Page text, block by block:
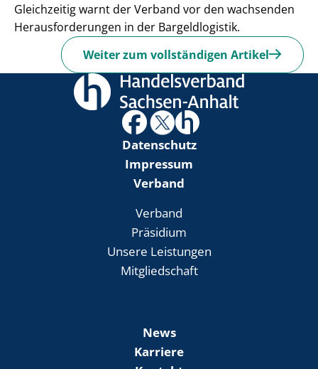
Gleichzeitig warnt der Verband vor den wachsenden
Herausforderungen in der Bargeldlogistik.
Weiter zum vollständigen Artikel
Datenschutz
Impressum
Verband
Verband
Präsidium
Unsere Leistungen
Mitgliedschaft
News
Karriere